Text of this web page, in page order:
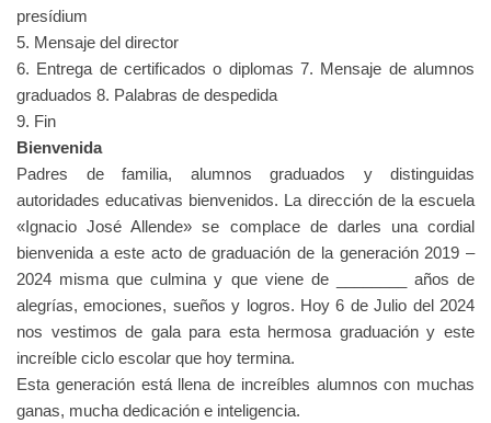
presídium
5. Mensaje del director
6. Entrega de certificados o diplomas 7. Mensaje de alumnos
graduados 8. Palabras de despedida
9. Fin
Bienvenida
Padres de familia, alumnos graduados y distinguidas
autoridades educativas bienvenidos. La dirección de la escuela
«Ignacio José Allende» se complace de darles una cordial
bienvenida a este acto de graduación de la generación 2019 –
2024 misma que culmina y que viene de ________ años de
alegrías, emociones, sueños y logros. Hoy 6 de Julio del 2024
nos vestimos de gala para esta hermosa graduación y este
increíble ciclo escolar que hoy termina.
Esta generación está llena de increíbles alumnos con muchas
ganas, mucha dedicación e inteligencia.